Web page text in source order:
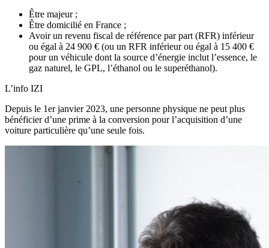
Être majeur ;
Être domicilié en France ;
Avoir un revenu fiscal de référence par part (RFR) inférieur
ou égal à 24 900 € (ou un RFR inférieur ou égal à 15 400 €
pour un véhicule dont la source d’énergie inclut l’essence, le
gaz naturel, le GPL, l’éthanol ou le superéthanol).
L’info IZI
Depuis le 1er janvier 2023, une personne physique ne peut plus
bénéficier d’une prime à la conversion pour l’acquisition d’une
voiture particulière qu’une seule fois.